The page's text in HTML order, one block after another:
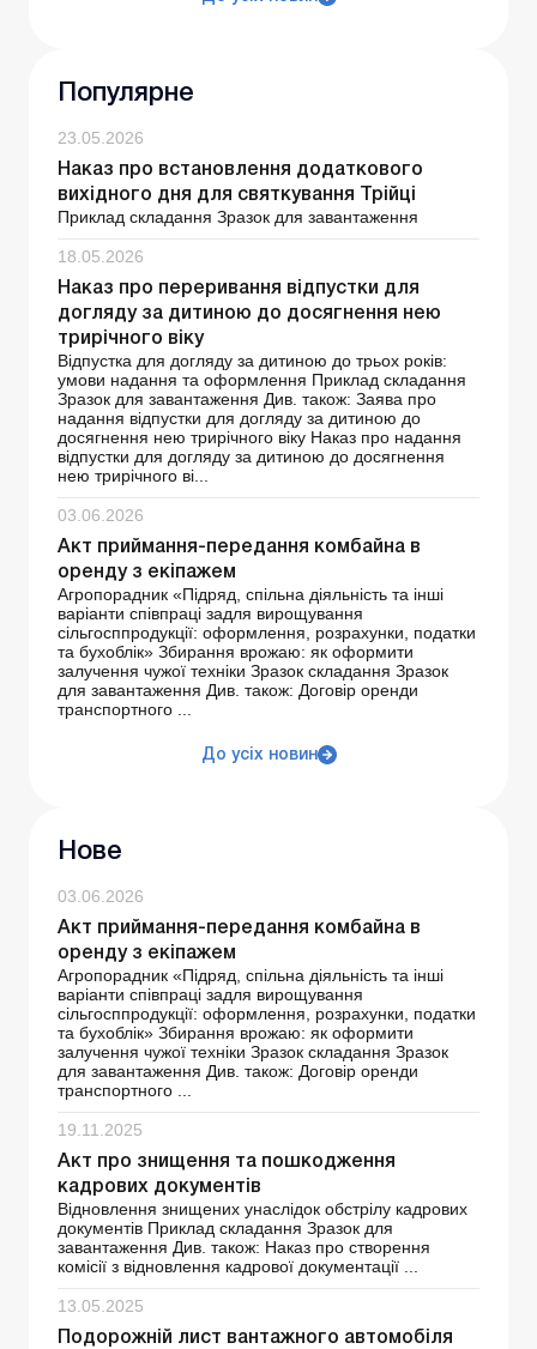
Популярне
23.05.2026
Наказ про встановлення додаткового
вихідного дня для святкування Трійці
Приклад складання Зразок для завантаження
18.05.2026
Наказ про переривання відпустки для
догляду за дитиною до досягнення нею
трирічного віку
Відпустка для догляду за дитиною до трьох років:
умови надання та оформлення Приклад складання
Зразок для завантаження Див. також: Заява про
надання відпустки для догляду за дитиною до
досягнення нею трирічного віку Наказ про надання
відпустки для догляду за дитиною до досягнення
нею трирічного ві...
03.06.2026
Акт приймання-передання комбайна в
оренду з екіпажем
Агропорадник «Підряд, спільна діяльність та інші
варіанти співпраці задля вирощування
сільгосппродукції: оформлення, розрахунки, податки
та бухоблік» Збирання врожаю: як оформити
залучення чужої техніки Зразок складання Зразок
для завантаження Див. також: Договір оренди
транспортного ...
До усіх новин
Нове
03.06.2026
Акт приймання-передання комбайна в
оренду з екіпажем
Агропорадник «Підряд, спільна діяльність та інші
варіанти співпраці задля вирощування
сільгосппродукції: оформлення, розрахунки, податки
та бухоблік» Збирання врожаю: як оформити
залучення чужої техніки Зразок складання Зразок
для завантаження Див. також: Договір оренди
транспортного ...
19.11.2025
Акт про знищення та пошкодження
кадрових документів
Відновлення знищених унаслідок обстрілу кадрових
документів Приклад складання Зразок для
завантаження Див. також: Наказ про створення
комісії з відновлення кадрової документації ...
13.05.2025
Подорожній лист вантажного автомобіля